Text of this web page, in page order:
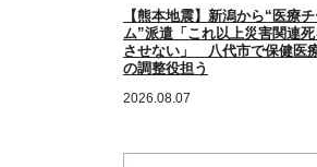
【熊本地震】新潟から“医療
ム”派遣「これ以上災害関連
させない」 八代市で保健医
の調整役担う
2026.08.07